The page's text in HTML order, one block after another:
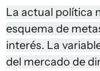
La actual política
esquema de
interés. La
del mercado de